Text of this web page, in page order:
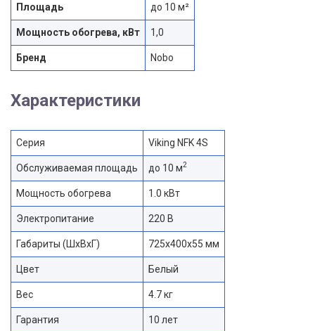
Площадь до 10 м²
Мощность обогрева, кВт 1,0
Бренд Nobo
Характеристики
Серия Viking NFK 4S
Обслуживаемая площадь до 10 м2
Мощность обогрева 1.0 кВт
Электропитание 220 В
Габариты (ШхВхГ) 725x400x55 мм
Цвет Белый
Вес 4.7 кг
Гарантия 10 лет